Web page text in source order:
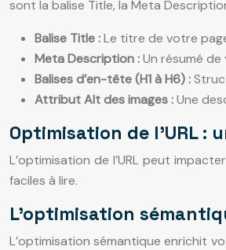
sont la balise Title, la Meta
Balise Title :Le titre de votre
Meta Description :Un résumé
Balises d’en-tête (H1 à H6) :
Attribut Alt des images :Une
Optimisation de l’URL
L’optimisation de l’URL peut
faciles à lire.
L’optimisation
L’optimisation sémantique enrichit